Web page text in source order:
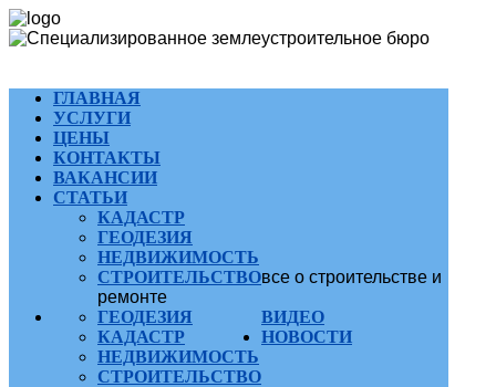
ГЛАВНАЯ
УСЛУГИ
ЦЕНЫ
КОНТАКТЫ
ВАКАНСИИ
СТАТЬИ
КАДАСТР
ГЕОДЕЗИЯ
НЕДВИЖИМОСТЬ
СТРОИТЕЛЬСТВОвсе о строительстве и
ремонте
ВИДЕО
ГЕОДЕЗИЯ
КАДАСТР
НЕДВИЖИМОСТЬ
СТРОИТЕЛЬСТВО
НОВОСТИ